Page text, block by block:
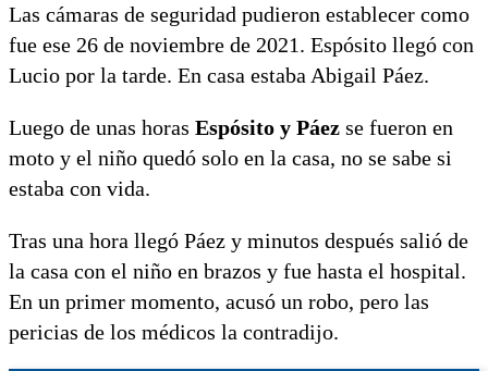
Las cámaras de seguridad pudieron establecer como
fue ese 26 de noviembre de 2021. Espósito llegó con
Lucio por la tarde. En casa estaba Abigail Páez.
Luego de unas horas Espósito y Páez se fueron en
moto y el niño quedó solo en la casa, no se sabe si
estaba con vida.
Tras una hora llegó Páez y minutos después salió de
la casa con el niño en brazos y fue hasta el hospital.
En un primer momento, acusó un robo, pero las
pericias de los médicos la contradijo.